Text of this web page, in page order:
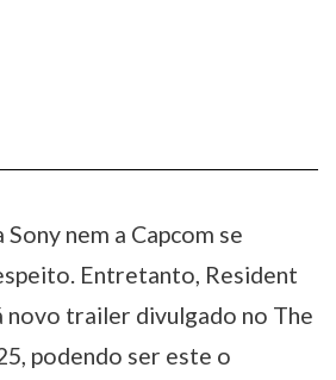
nem a Capcom se
Entretanto, Resident
novo trailer divulgado no The
podendo ser este o